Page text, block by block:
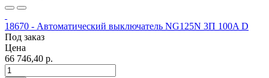
18670 - Автоматический выключатель NG125N 3П 100A D
Под заказ
Цена
66 746,40 р.